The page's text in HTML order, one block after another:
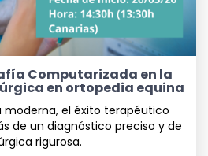
Computarizada en la
en ortopedia equina
moderna, el éxito terapéutico
de un diagnóstico preciso y de
rigurosa.